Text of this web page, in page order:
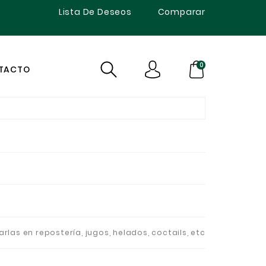
Lista De Deseos Comparar
0
en repostería, jugos, helados, coctails, etc